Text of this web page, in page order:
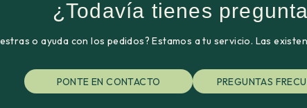
¿Todavía tienes
o ayuda con los pedidos? Estamos a tu servicio. Las
PONTE EN CONTACTO PREGUNTAS